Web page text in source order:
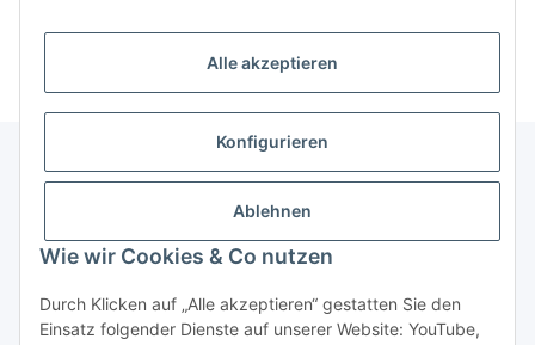
Alle akzeptieren
Konfigurieren
Ablehnen
Wie wir Cookies & Co nutzen
Durch Klicken auf „Alle akzeptieren“ gestatten Sie den
Einsatz folgender Dienste auf unserer Website: YouTube,
Gesetzliche Informationen